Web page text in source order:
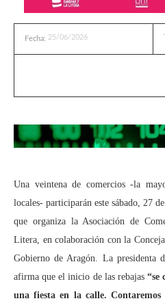
Fecha: 25/06/2026
Una veintena de comercios -la
locales- participarán este sábado, 27
que organiza la Asociación de
Litera, en colaboración con la
Gobierno de Aragón. La presidenta
afirma que el inicio de las rebajas“se
una fiesta en la calle.